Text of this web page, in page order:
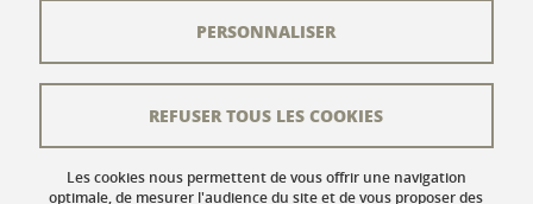
Crédits
Mentions légales
Données personnelles
Les cookies nous permettent de vous offrir une navigation
optimale, de mesurer l'audience du site et de vous proposer des
REFUSER TOUS LES COOKIES
PERSONNALISER